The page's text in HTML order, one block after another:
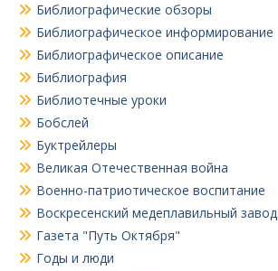
Библиографические обзоры
Библиографическое информирование
Библиографическое описание
Библиография
Библиотечные уроки
Бобслей
Буктрейлеры
Великая Отечественная война
Военно-патриотическое воспитание
Воскресенский медеплавильный завод
Газета "Путь Октября"
Годы и люди